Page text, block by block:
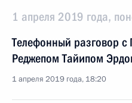
1 апреля 2019 года,
Телефонный разговор с
Реджепом Тайипом
1 апреля 2019 года, 18:20